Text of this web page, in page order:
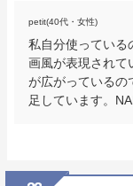
petit(40代・女性)
私自分使っている
画風が表現されて
が広がっているの
足しています。